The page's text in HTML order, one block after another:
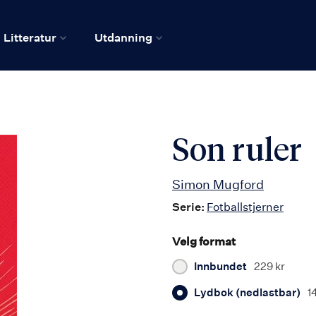
Litteratur Utdanning
Son ruler
Simon Mugford
Serie: Fotballstjerner
Velg format
Innbundet 229 kr
Lydbok (nedlastbar)